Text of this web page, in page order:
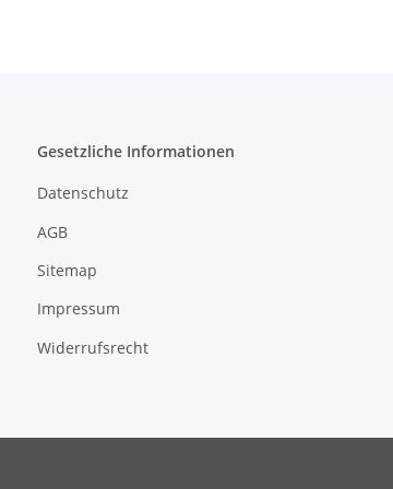
Gesetzliche Informationen
Datenschutz
AGB
Sitemap
Impressum
Widerrufsrecht